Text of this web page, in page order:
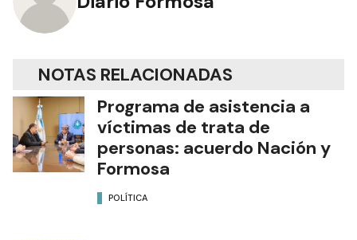
NOTAS RELACIONADAS
Programa de asistencia a
víctimas de trata de
personas: acuerdo Nación y
Formosa
POLÍTICA